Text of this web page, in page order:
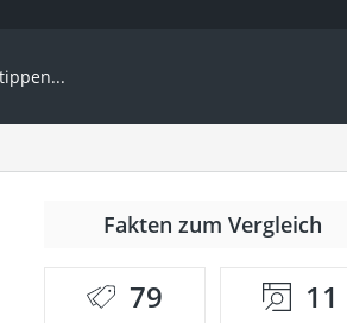
Fakten zum Vergleich
79 11